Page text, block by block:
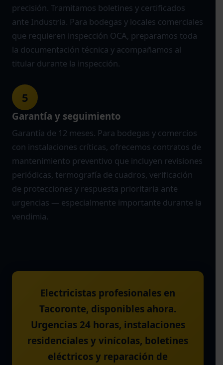
precisión. Tramitamos boletines y certificados
ante Industria. Para bodegas y locales comerciales
que requieren inspección OCA, preparamos toda
la documentación técnica y acompañamos al
titular durante la inspección.
5
Garantía y seguimiento
Garantía de 12 meses. Para bodegas y comercios
con instalaciones críticas, ofrecemos contratos de
mantenimiento preventivo que incluyen revisiones
periódicas, termografía de cuadros, verificación
de protecciones y respuesta prioritaria ante
urgencias — especialmente importante durante la
vendimia.
Electricistas profesionales en
Tacoronte, disponibles ahora.
Urgencias 24 horas, instalaciones
residenciales y vinícolas, boletines
eléctricos y reparación de